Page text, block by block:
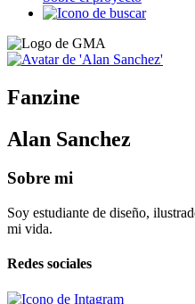
Fanzine
Alan Sanchez
Sobre mi
Soy estudiante de diseño,
mi vida.
Redes sociales